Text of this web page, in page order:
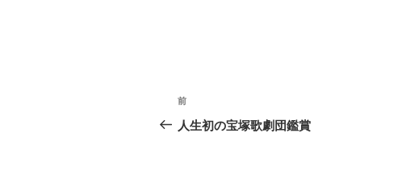
投
稿
過
去
前
人生初の宝塚歌劇団鑑賞